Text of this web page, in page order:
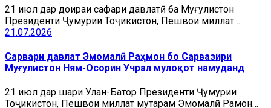
21 июл дар доираи сафари давлатӣ ба Муғулистон
Президенти Ҷумҳурии Тоҷикистон, Пешвои миллат…
21.07.2026
Сарвари давлат Эмомалӣ Раҳмон бо Сарвазири
Муғулистон Ням-Осорин Учрал мулоқот намуданд
21 июл дар шаҳри Улан-Батор Президенти Ҷумҳурии
Тоҷикистон, Пешвои миллат муҳтарам Эмомалӣ Раҳмон…